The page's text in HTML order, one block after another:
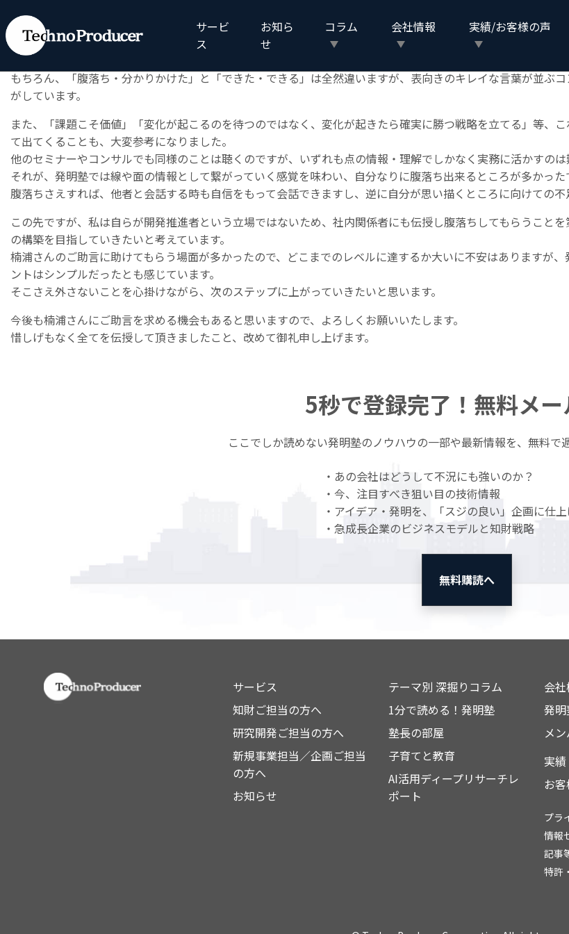
サービ
ス
お知ら
せ
コラム 会社情報 実績/お客様の声
実際に受講してみて、その目的の第一段階は十分に達成できたなと感じています。
特に「技術の流れを読み、エッジ情報を探し、課題の先読みをする」という流れの重要性は、講座を進めるほ
ます。
もちろん、「腹落ち・分かりかけた」と「できた・できる」は全然違いますが、表向きのキレイな言葉が並ぶ
がしています。
また、「課題こそ価値」「変化が起こるのを待つのではなく、変化が起きたら確実に勝つ戦略を立てる」等、
て出てくることも、大変参考になりました。
他のセミナーやコンサルでも同様のことは聴くのですが、いずれも点の情報・理解でしかなく実務に活かすのは
それが、発明塾では線や面の情報として繋がっていく感覚を味わい、自分なりに腹落ち出来るところが多かった
腹落ちさえすれば、他者と会話する時も自信をもって会話できますし、逆に自分が思い描くところに向けての
この先ですが、私は自らが開発推進者という立場ではないため、社内関係者にも伝授し腹落ちしてもらうこと
の構築を目指していきたいと考えています。
楠浦さんのご助言に助けてもらう場面が多かったので、どこまでのレベルに達するか大いに不安はありますが
ントはシンプルだったとも感じています。
そこさえ外さないことを心掛けながら、次のステップに上がっていきたいと思います。
今後も楠浦さんにご助言を求める機会もあると思いますので、よろしくお願いいたします。
惜しげもなく全てを伝授して頂きましたこと、改めて御礼申し上げます。
5秒で登録完了！無料メ
ここでしか読めない発明塾のノウハウの一部や最新情報を、無料で
・あの会社はどうして不況にも強いのか？
・今、注目すべき狙い目の技術情報
・アイデア・発明を、「スジの良い」企画に仕
・急成長企業のビジネスモデルと知財戦略
無料購読へ
サービス
知財ご担当の方へ
研究開発ご担当の方へ
新規事業担当／企画ご担当
の方へ
お知らせ
テーマ別 深掘りコラム
1分で読める！発明塾
塾長の部屋
子育てと教育
AI活用ディープリサーチレ
ポート
会
発明
メ
実績
お
プラ
情報
記事
特許